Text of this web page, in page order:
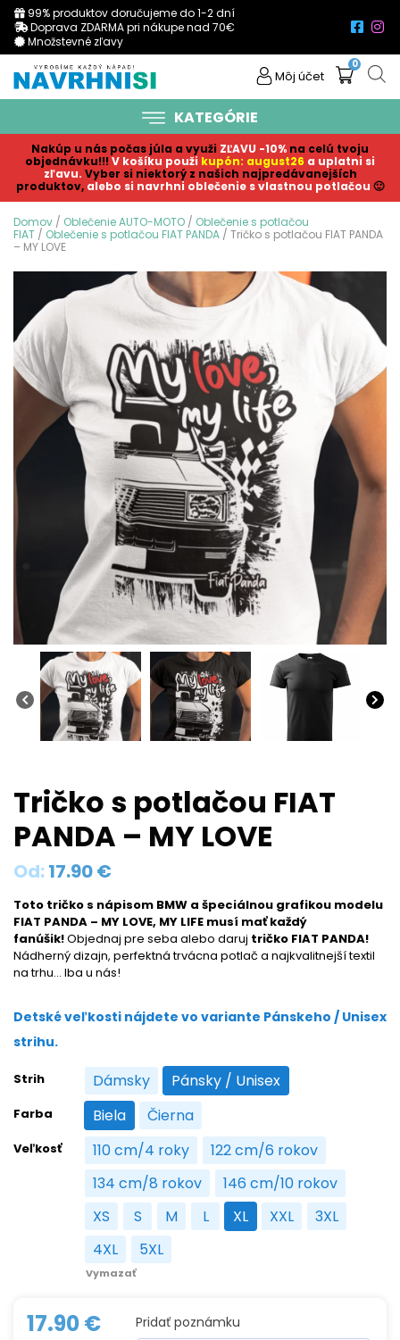
99% produktov doručujeme do 1-2 dní
Doprava ZDARMA pri nákupe nad 70€
Množstevné zľavy
Môj účet
0
KATEGÓRIE
Nakúp u nás počas júla a využi ZĽAVU -10% na celú tvoju
objednávku!!! V košíku použi kupón: august26 a uplatni si
zľavu. Vyber si niektorý z našich najpredávanejších
produktov, alebo si navrhni oblečenie s vlastnou potlačou 🙂
Domov / Oblečenie AUTO-MOTO / Oblečenie s potlačou
FIAT / Oblečenie s potlačou FIAT PANDA / Tričko s potlačou FIAT PANDA
– MY LOVE
Tričko s potlačou FIAT
PANDA – MY LOVE
Od:17.90€
Toto tričko s nápisom BMW a špeciálnou grafikou modelu
FIAT PANDA – MY LOVE, MY LIFE musí mať každý
fanúšik!Objednaj pre seba alebo daruj tričko FIAT PANDA!
Nádherný dizajn, perfektná trvácna potlač a najkvalitnejší textil
na trhu… Iba u nás!
Detské veľkosti nájdete vo variante Pánskeho / Unisex
strihu.
Strih Dámsky
Dámsky Pánsky / Unisex
Pánsky / Unisex
Farba Biela
Biela Čierna
Čierna
Veľkosť 110 cm/4 roky
110 cm/4 roky122 cm/6 rokov
122 cm/6 rokov
134 cm/8 rokov
134 cm/8 rokov146 cm/10 rokov
146 cm/10 rokov
XS
XS S
S M
M LL XL
XL XXL
XXL 3XL
3XL
4XL
4XL 5XL
5XL
Vymazať
17.90€ Pridať poznámku